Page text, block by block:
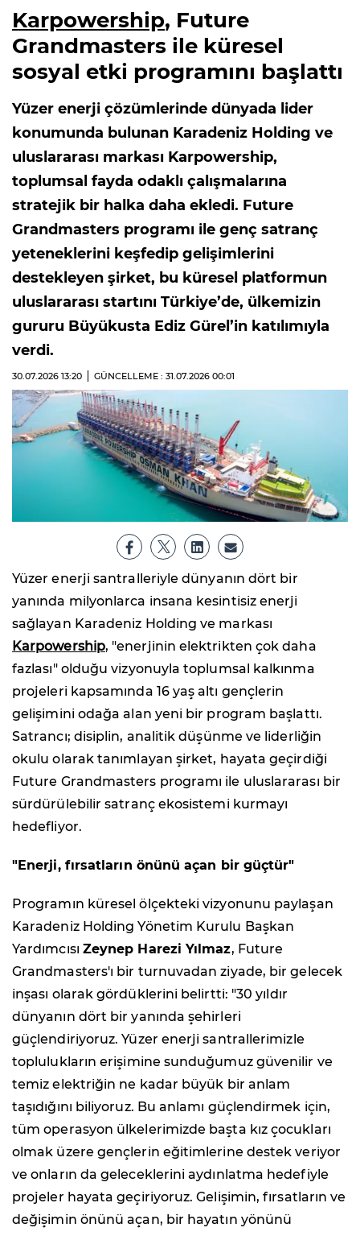
Karpowership, Future
Grandmasters ile küresel
sosyal etki programını başlattı
Yüzer enerji çözümlerinde dünyada lider
konumunda bulunan Karadeniz Holding ve
uluslararası markası Karpowership,
toplumsal fayda odaklı çalışmalarına
stratejik bir halka daha ekledi. Future
Grandmasters programı ile genç satranç
yeteneklerini keşfedip gelişimlerini
destekleyen şirket, bu küresel platformun
uluslararası startını Türkiye’de, ülkemizin
gururu Büyükusta Ediz Gürel’in katılımıyla
verdi.
30.07.2026 13:20 GÜNCELLEME : 31.07.2026 00:01
Yüzer enerji santralleriyle dünyanın dört bir
yanında milyonlarca insana kesintisiz enerji
sağlayan Karadeniz Holding ve markası
Karpowership, "enerjinin elektrikten çok daha
fazlası" olduğu vizyonuyla toplumsal kalkınma
projeleri kapsamında 16 yaş altı gençlerin
gelişimini odağa alan yeni bir program başlattı.
Satrancı; disiplin, analitik düşünme ve liderliğin
okulu olarak tanımlayan şirket, hayata geçirdiği
Future Grandmasters programı ile uluslararası bir
sürdürülebilir satranç ekosistemi kurmayı
hedefliyor.
"Enerji, fırsatların önünü açan bir güçtür"
Programın küresel ölçekteki vizyonunu paylaşan
Karadeniz Holding Yönetim Kurulu Başkan
Yardımcısı Zeynep Harezi Yılmaz, Future
Grandmasters'ı bir turnuvadan ziyade, bir gelecek
inşası olarak gördüklerini belirtti: "30 yıldır
dünyanın dört bir yanında şehirleri
güçlendiriyoruz. Yüzer enerji santrallerimizle
toplulukların erişimine sunduğumuz güvenilir ve
temiz elektriğin ne kadar büyük bir anlam
taşıdığını biliyoruz. Bu anlamı güçlendirmek için,
tüm operasyon ülkelerimizde başta kız çocukları
olmak üzere gençlerin eğitimlerine destek veriyor
ve onların da geleceklerini aydınlatma hedefiyle
projeler hayata geçiriyoruz. Gelişimin, fırsatların ve
değişimin önünü açan, bir hayatın yönünü